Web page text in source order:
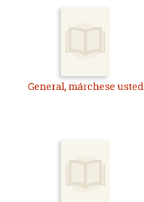
General, márchese usted